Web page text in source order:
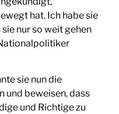
hat. Ich habe sie
nur so weit gehen
sie nun die
und beweisen, dass
und Richtige zu